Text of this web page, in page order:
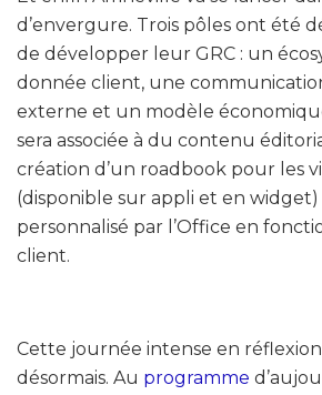
d’envergure. Trois pôles ont été
de développer leur GRC : un
donnée client, une
externe et un modèle
sera associée à du contenu
création d’un roadbook pour les
(disponible sur appli et en
personnalisé par l’Office en
client.
Cette journée intense en
désormais. Au programme